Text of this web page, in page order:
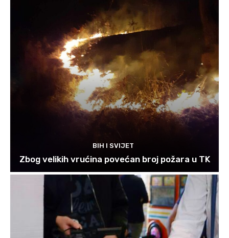
BIH I SVIJET
Zbog velikih vrućina povećan broj požara u TK